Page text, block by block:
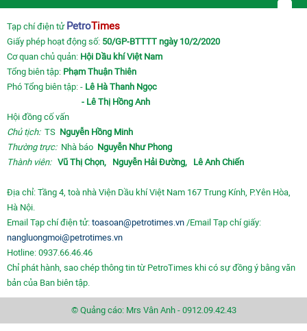
Tạp chí điện tử PetroTimes
Giấy phép hoạt động số: 50/GP-BTTTT ngày 10/2/2020
Cơ quan chủ quản: Hội Dầu khí Việt Nam
Tổng biên tập: Phạm Thuận Thiên
Phó Tổng biên tập: - Lê Hà Thanh Ngọc
- Lê Thị Hồng Anh
Hội đồng cố vấn
Chủ tịch:TS Nguyễn Hồng Minh
Thường trực: Nhà báo Nguyễn Như Phong
Thành viên: Vũ Thị Chọn, Nguyễn Hải Đường, Lê Anh Chiến
Địa chỉ: Tầng 4, toà nhà Viện Dầu khí Việt Nam 167 Trung Kính, P.Yên Hòa,
Hà Nội.
Email Tạp chí điện tử: toasoan@petrotimes.vn /Email Tạp chí giấy:
nangluongmoi@petrotimes.vn
Hotline: 0937.66.46.46
Chỉ phát hành, sao chép thông tin từ PetroTimes khi có sự đồng ý bằng văn
bản của Ban biên tập.
© Quảng cáo: Mrs Vân Anh - 0912.09.42.43